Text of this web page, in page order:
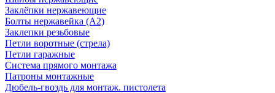
Заклёпки нержавеющие
Болты нержавейка (А2)
Заклепки резьбовые
Петли воротные (стрела)
Петли гаражные
Система прямого монтажа
Патроны монтажные
Дюбель-гвоздь для монтаж. пистолета